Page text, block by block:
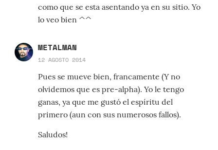
como que se esta asentando ya en su sitio. Yo
lo veo bien ^^
METALMAN
12 AGOSTO 2014
Pues se mueve bien, francamente (Y no
olvidemos que es pre-alpha). Yo le tengo
ganas, ya que me gustó el espíritu del
primero (aun con sus numerosos fallos).
Saludos!